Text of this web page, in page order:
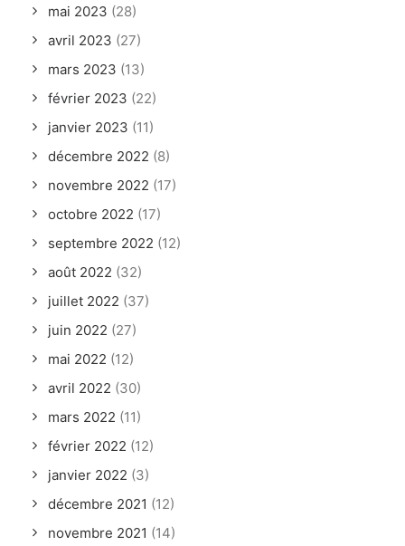
mai 2023 (28)
avril 2023 (27)
mars 2023 (13)
février 2023 (22)
janvier 2023 (11)
décembre 2022 (8)
novembre 2022 (17)
octobre 2022 (17)
septembre 2022 (12)
août 2022 (32)
juillet 2022 (37)
juin 2022 (27)
mai 2022 (12)
avril 2022 (30)
mars 2022 (11)
février 2022 (12)
janvier 2022 (3)
décembre 2021 (12)
novembre 2021 (14)